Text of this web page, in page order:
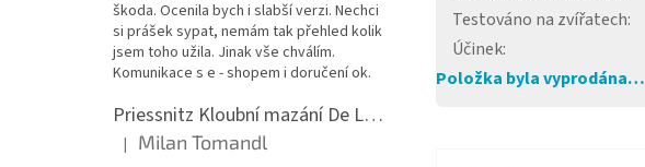
škoda. Ocenila bych i slabší verzi. Nechci
si prášek sypat, nemám tak přehled kolik
jsem toho užila. Jinak vše chválím.
Komunikace s e - shopem i doručení ok.
Priessnitz Kloubní mazání De Luxe, 200ml
Hodnocení produktu je 5 z 5 hvězdiček.
| Milan Tomandl
Testováno na zvířatech:
Účinek:
Položka byla vyprodána…